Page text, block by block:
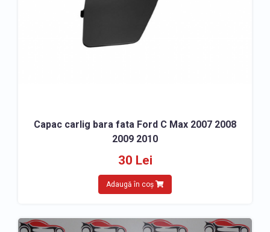
Capac carlig bara fata Ford C Max 2007 2008
2009 2010
30 Lei
Adaugă în coș